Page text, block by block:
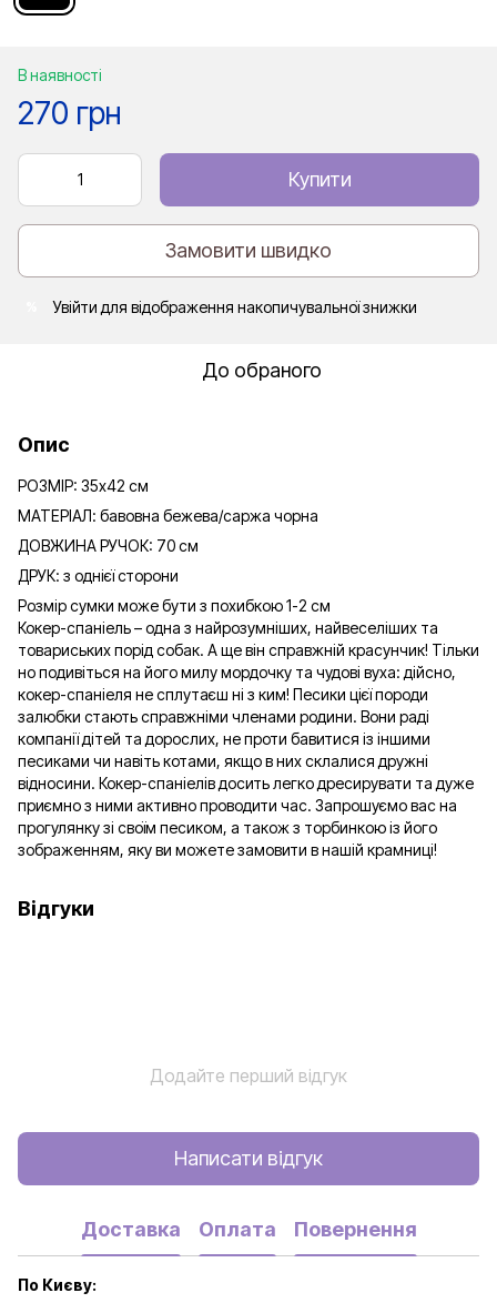
В наявності
270 грн
Купити
Замовити швидко
Увійти для відображення накопичувальної знижки
До обраного
Опис
РОЗМІР: 35х42 см
МАТЕРІАЛ: бавовна бежева/саржа чорна
ДОВЖИНА РУЧОК: 70 см
ДРУК: з однієї сторони
Розмір сумки може бути з похибкою 1-2 см
Кокер-спаніель – одна з найрозумніших, найвеселіших та
товариських порід собак. А ще він справжній красунчик! Тільки
но подивіться на його милу мордочку та чудові вуха: дійсно,
кокер-спаніеля не сплутаєш ні з ким! Песики цієї породи
залюбки стають справжніми членами родини. Вони раді
компанії дітей та дорослих, не проти бавитися із іншими
песиками чи навіть котами, якщо в них склалися дружні
відносини. Кокер-спаніелів досить легко дресирувати та дуже
приємно з ними активно проводити час. Запрошуємо вас на
прогулянку зі своїм песиком, а також з торбинкою із його
зображенням, яку ви можете замовити в нашій крамниці!
Відгуки
Додайте перший відгук
Написати відгук
Доставка Оплата Повернення
По Києву: